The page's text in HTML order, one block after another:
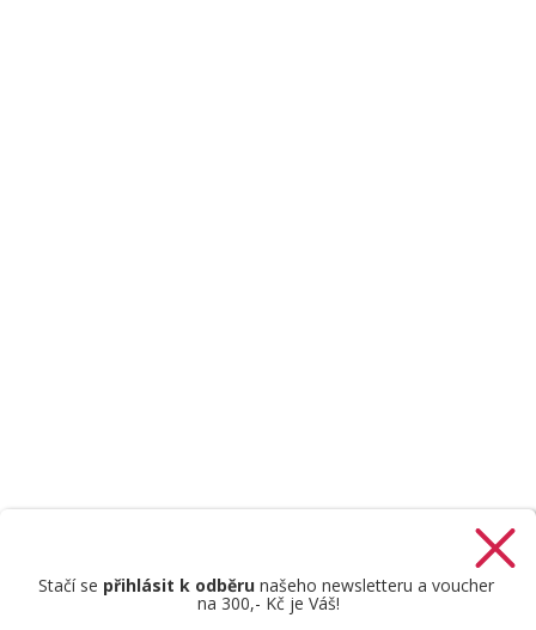
Stačí se přihlásit k odběrunašeho newsletteru a voucher
na 300,- Kč je Váš!